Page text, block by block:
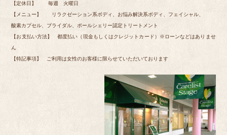
【定休日】 毎週 火曜日
【メニュー】 リラクゼーション系ボディ、お悩み解決系ボディ、フェイシャル、
酸素カプセル、ブライダル、ポールシェリー認定トリートメント
【お支払い方法】 都度払い（現金もしくはクレジットカード）※ローンなどはありませ
ん
【特記事項】 ご利用は女性のお客様に限らせていただいております